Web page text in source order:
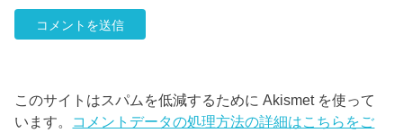
このサイトはスパムを低減するために Akismet を使って
います。 コメントデータの処理方法の詳細はこちらをご